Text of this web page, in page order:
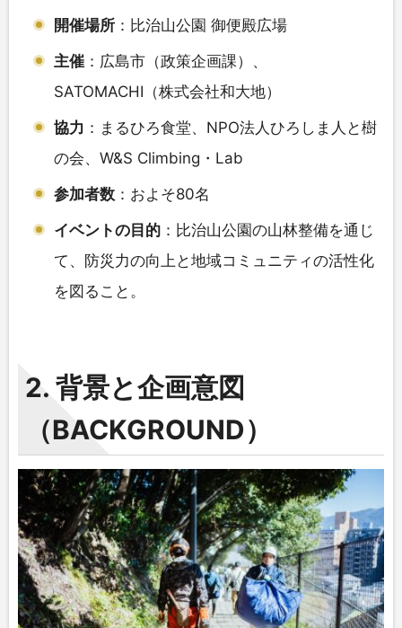
開催場所 ：比治山公園 御便殿広場
主催 ：広島市（政策企画課）、
SATOMACHI（株式会社和大地）
協力 ：まるひろ食堂、NPO法人ひろしま人と樹
の会、W&S Climbing・Lab
参加者数 ：およそ80名
イベントの目的 ：比治山公園の山林整備を通じ
て、防災力の向上と地域コミュニティの活性化
を図ること。
2. 背景と企画意図
（BACKGROUND）